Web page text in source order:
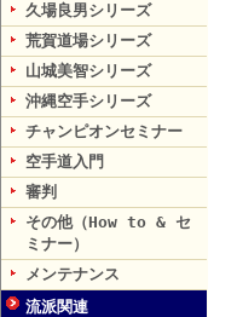
久場良男シリーズ
荒賀道場シリーズ
山城美智シリーズ
沖縄空手シリーズ
チャンピオンセミナー
空手道入門
審判
その他（How to & セ
ミナー）
メンテナンス
流派関連